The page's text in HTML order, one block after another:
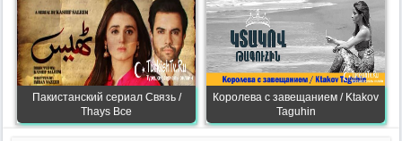
Пакистанский сериал Связь /
Thays Все
Королева с завещанием / Ktakov
Taguhin